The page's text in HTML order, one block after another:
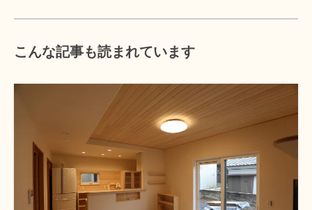
こんな記事も読まれています